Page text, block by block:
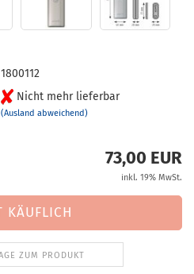
1800112
Nicht mehr lieferbar
(Ausland abweichend)
73,00 EUR
inkl. 19% MwSt.
ZUM PRODUKT